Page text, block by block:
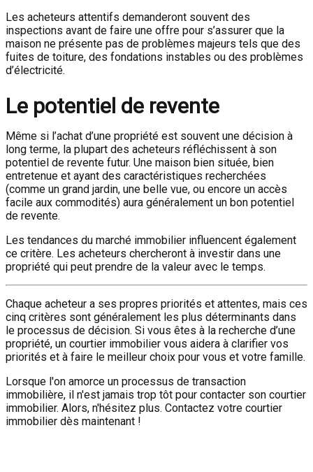
Les acheteurs attentifs demanderont souvent des
inspections avant de faire une offre pour s’assurer que la
maison ne présente pas de problèmes majeurs tels que des
fuites de toiture, des fondations instables ou des problèmes
d’électricité.
Le potentiel de revente
Même si l’achat d’une propriété est souvent une décision à
long terme, la plupart des acheteurs réfléchissent à son
potentiel de revente futur. Une maison bien située, bien
entretenue et ayant des caractéristiques recherchées
(comme un grand jardin, une belle vue, ou encore un accès
facile aux commodités) aura généralement un bon potentiel
de revente.
Les tendances du marché immobilier influencent également
ce critère. Les acheteurs chercheront à investir dans une
propriété qui peut prendre de la valeur avec le temps.
Chaque acheteur a ses propres priorités et attentes, mais ces
cinq critères sont généralement les plus déterminants dans
le processus de décision. Si vous êtes à la recherche d’une
propriété, un courtier immobilier vous aidera à clarifier vos
priorités et à faire le meilleur choix pour vous et votre famille.
Lorsque l'on amorce un processus de transaction
immobilière, il n'est jamais trop tôt pour contacter son courtier
immobilier. Alors, n'hésitez plus. Contactez votre courtier
immobilier dès maintenant !